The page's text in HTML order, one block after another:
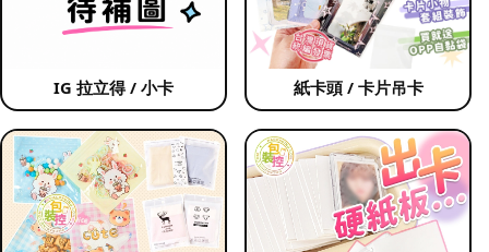
IG 拉立得 / 小卡 紙卡頭 / 卡片吊卡